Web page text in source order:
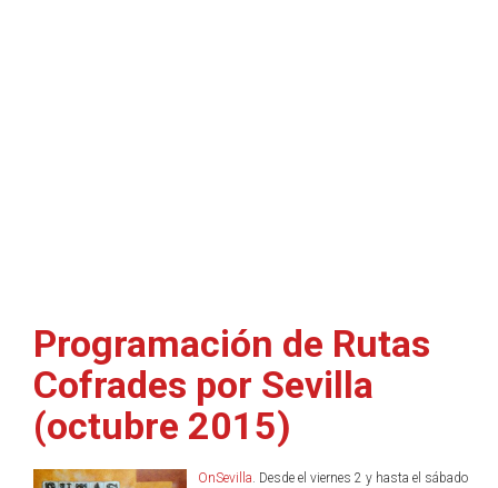
Programación de Rutas
Cofrades por Sevilla
(octubre 2015)
OnSevilla. Desde el viernes 2 y hasta el sábado